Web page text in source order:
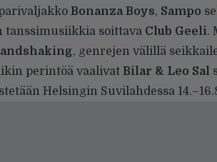
Bonanza Boys, Sampo
tanssimusiikkia soittava Club Geeli.
, genrejen välillä
perintöä vaalivat Bilar & Leo Sal
Helsingin Suvilahdessa